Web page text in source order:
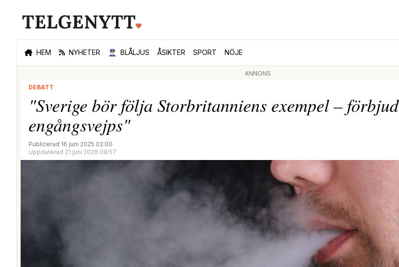
HEM NYHETER 👮🏻‍♂️ BLÅLJUS ÅSIKTER SPORT NÖJE
ANNONS
DEBATT
"Sverige bör följa Storbritanniens exempel – förbjud
engångsvejps"
Publicerad 16 juni 2025 02:00
Uppdaterad 21 juni 2026 08:57